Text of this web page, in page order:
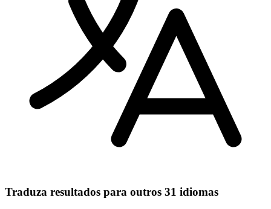
Traduza resultados para outros 31 idiomas